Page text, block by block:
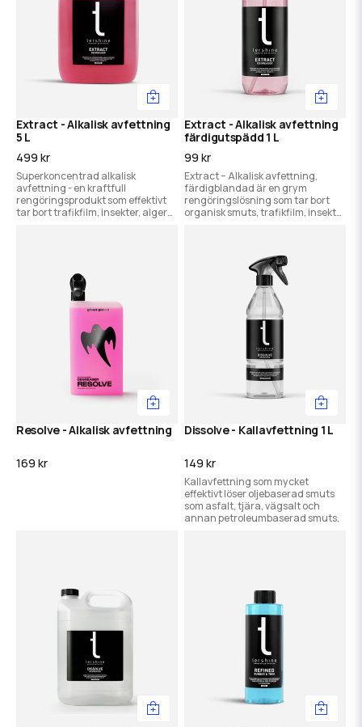
Extract - Alkalisk avfettning
5 L
499 kr
Superkoncentrad alkalisk
avfettning - en kraftfull
rengöringsprodukt som effektivt
tar bort trafikfilm, insekter, alger
Extract - Alkalisk avfettning
färdigutspädd 1 L
99 kr
Extract – Alkalisk avfettning,
färdigblandad är en grym
rengöringslösning som tar bort
organisk smuts, trafikfilm, insekter
Resolve - Alkalisk avfettning
169 kr
Dissolve - Kallavfettning 1 L
149 kr
Kallavfettning som mycket
effektivt löser oljebaserad smuts
som asfalt, tjära, vägsalt och
annan petroleumbaserad smuts.